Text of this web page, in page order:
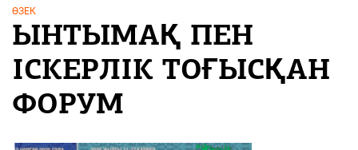
ӨЗЕК
ЫНТЫМАҚ ПЕН
ІСКЕРЛІК ТОҒЫСҚАН
ФОРУМ